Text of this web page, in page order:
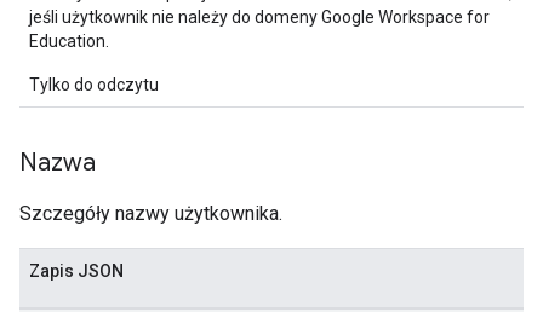
jeśli użytkownik nie należy do domeny Google Workspace for
Education.
Tylko do odczytu
Nazwa
Szczegóły nazwy użytkownika.
Zapis JSON